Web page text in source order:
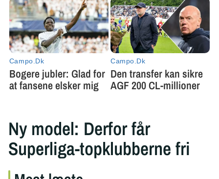
Ny model: Derfor får
Superliga-topklubberne fri